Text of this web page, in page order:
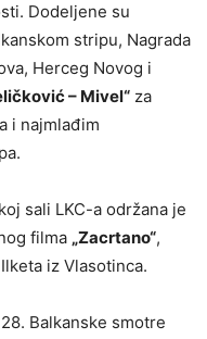
Dodeljene su
stripu, Nagrada
Herceg Novog i
– Mivel“ za
i najmlađim
sali LKC-a održana je
filma „Zacrtano“,
iz Vlasotinca.
Balkanske smotre